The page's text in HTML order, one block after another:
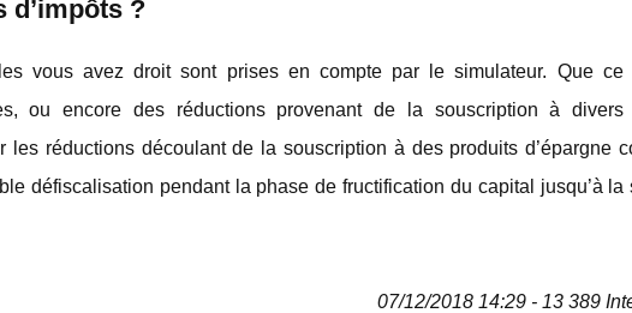
d’impôts ?
vous avez droit sont prises en compte par le simulateur. Que ce
ou encore des réductions provenant de la souscription à divers
les réductions découlant de la souscription à des produits d’épargne
défiscalisation pendant la phase de fructification du capital jusqu’à la
07/12/2018 14:29 - 13 389